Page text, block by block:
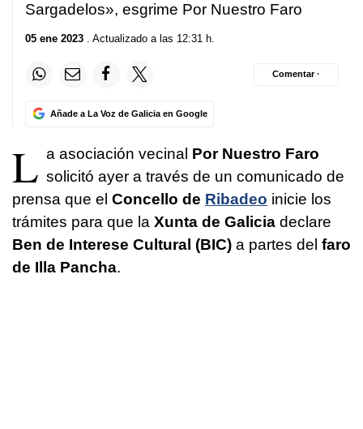
Sargadelos», esgrime Por Nuestro Faro
05 ene 2023 . Actualizado a las 12:31 h.
Añade a La Voz de Galicia en Google
Comentar ·
L a asociación vecinal Por Nuestro Faro
solicitó ayer a través de un comunicado de
prensa que el Concello de Ribadeo inicie los
trámites para que la Xunta de Galicia declare
Ben de Interese Cultural (BIC) a partes del faro
de Illa Pancha.